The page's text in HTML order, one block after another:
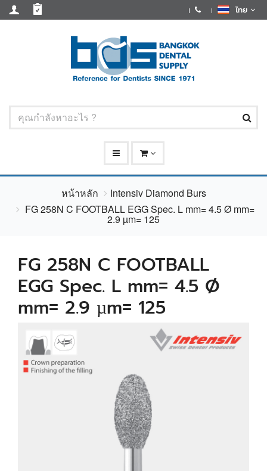
ไทย
หน้าหลัก
Intensiv Diamond Burs
FG 258N C FOOTBALL EGG Spec. L mm= 4.5 Ø mm=
2.9 µm= 125
FG 258N C FOOTBALL
EGG Spec. L mm= 4.5 Ø
mm= 2.9 µm= 125